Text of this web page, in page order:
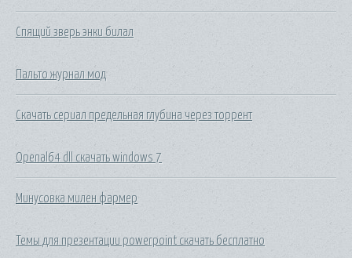
Спящий зверь энки билал
Пальто журнал мод
Скачать сериал предельная глубина через торрент
Openal64 dll скачать windows 7
Минусовка милен фармер
Темы для презентации powerpoint скачать бесплатно